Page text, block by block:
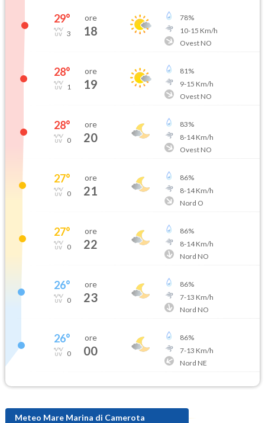
29°
3
ore
18
78%
10-15 Km/h
Ovest NO
28°
1
ore
19
81%
9-15 Km/h
Ovest NO
28°
0
ore
20
83%
8-14Km/h
Ovest NO
27°
0
ore
21
86%
8-14Km/h
Nord O
27°
0
ore
22
86%
8-14Km/h
Nord NO
26°
0
ore
23
86%
7-13 Km/h
Nord NO
26°
0
ore
00
86%
7-13 Km/h
Nord NE
Meteo Mare Marina di Camerota